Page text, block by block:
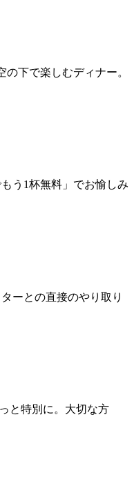
下で楽しむディナー。
う1杯無料」でお愉しみ
ーとの直接のやり取り
と特別に。大切な方